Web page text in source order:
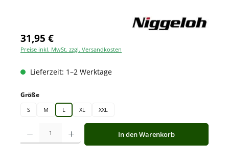
31,95 €
Preise inkl. MwSt. zzgl. Versandkosten
Lieferzeit: 1–2 Werktage
Größeauswählen
S M L XL XXL
Produkt Anzahl: Gib den gewünschten Wert ein oder benutze die
In den Warenkorb